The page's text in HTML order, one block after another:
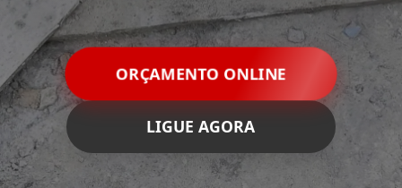
ORÇAMENTO ONLINE
LIGUE AGORA